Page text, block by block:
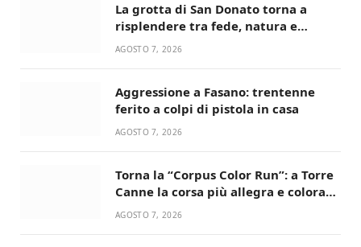
La grotta di San Donato torna a
risplendere tra fede, natura e
devozione
AGOSTO 7, 2026
Aggressione a Fasano: trentenne
ferito a colpi di pistola in casa
AGOSTO 7, 2026
Torna la “Corpus Color Run”: a Torre
Canne la corsa più allegra e colorata
dell’estate!
AGOSTO 7, 2026